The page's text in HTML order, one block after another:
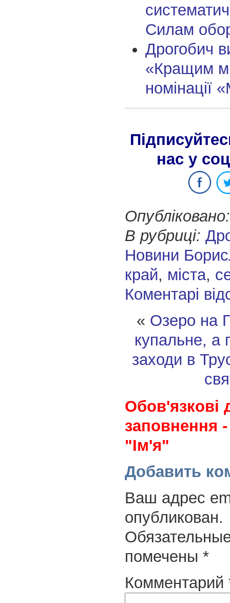
Силам
Дрогобич
«Кращим
номінації
нас у
Опубліковано:
В рубриці:
Новини
край, міста,
Коментарі
« Озеро на
купальне, а
заходи в
Обов'язкові
заповнення
"Ім'я"
Добавить
Ваш адрес
опубликован.
помечены *
Комментарий